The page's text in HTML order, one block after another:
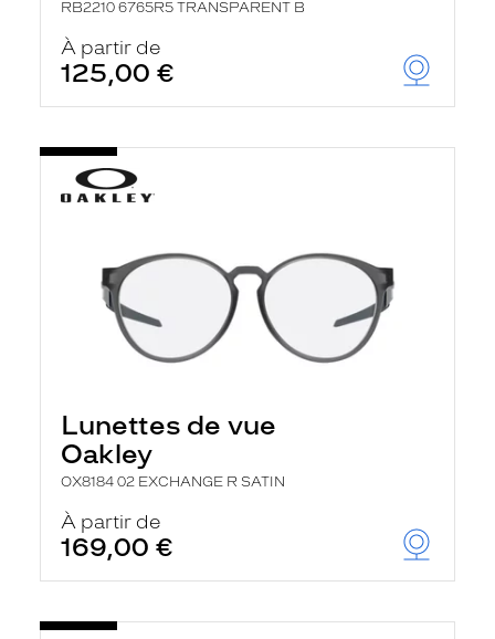
RB2210 6765R5 TRANSPARENT B
À partir de
125,00 €
Lunettes de vue
Oakley
OX8184 02 EXCHANGE R SATIN
À partir de
169,00 €